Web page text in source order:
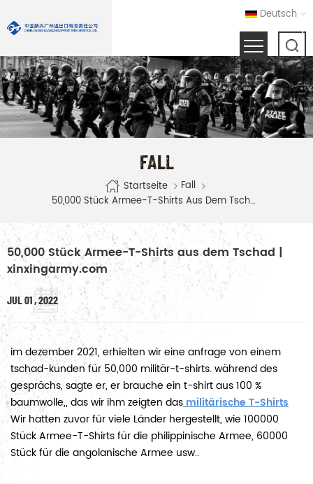
Deutsch
FALL
Startseite
Fall
50,000 Stück Armee-T-Shirts Aus Dem Tschad | Xinxingarmy.com
50,000 Stück Armee-T-Shirts aus dem Tschad |
xinxingarmy.com
JUL 01 , 2022
im dezember 2021, erhielten wir eine anfrage von einem
tschad-kunden für 50,000 militär-t-shirts. während des
gesprächs, sagte er, er brauche ein t-shirt aus 100 %
baumwolle,, das wir ihm zeigten dasmilitärische T-Shirts
Wir hatten zuvor für viele Länder hergestellt, wie 100000
Stück Armee-T-Shirts für die philippinische Armee, 60000
Stück für die angolanische Armee usw..